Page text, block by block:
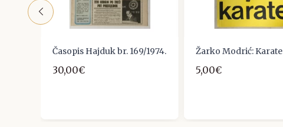
Časopis Hajduk br. 169/1974.
30,00€
Žarko Modrić: Karate
5,00€